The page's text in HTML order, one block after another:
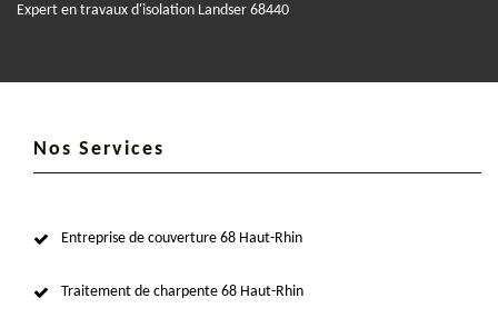
Expert en travaux d'isolation Landser 68440
Nos Services
Entreprise de couverture 68 Haut-Rhin
Traitement de charpente 68 Haut-Rhin